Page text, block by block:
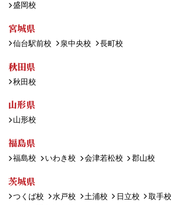
盛岡校
宮城県
仙台駅前校 泉中央校 長町校
秋田県
秋田校
山形県
山形校
福島県
福島校 いわき校 会津若松校 郡山校
茨城県
つくば校 水戸校 土浦校 日立校 取手校